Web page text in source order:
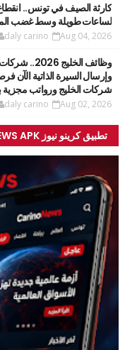
كارثة الصيف في تونس.. انقطاع
لساعات طويلة وسط غضب
daly carino Aug 04, 2026
وظائف
وإرسال السيرة الذاتية الآن
شركات الخليج ورواتب مجزية
daly carino Aug 02, 2026
تطبيق كرينو نيوز CARINONEWS APK